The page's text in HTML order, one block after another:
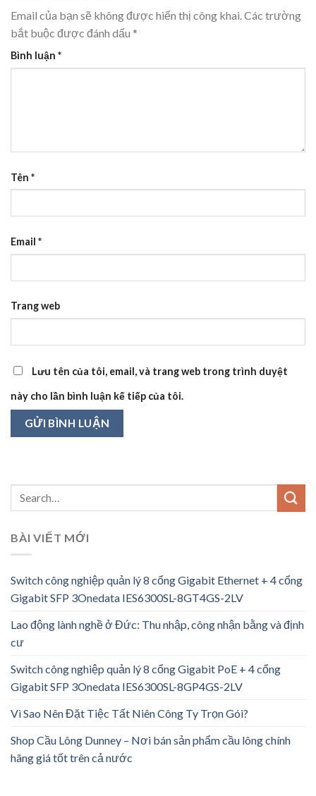
Email của bạn sẽ không được hiển thị công khai.Các trường
bắt buộc được đánh dấu *
Bình luận *
Tên *
Email *
Trang web
Lưu tên của tôi, email, và trang web trong trình duyệt
này cho lần bình luận kế tiếp của tôi.
BÀI VIẾT MỚI
Switch công nghiệp quản lý 8 cổng Gigabit Ethernet + 4 cổng
Gigabit SFP 3Onedata IES6300SL-8GT4GS-2LV
Lao động lành nghề ở Đức: Thu nhập, công nhận bằng và định
cư
Switch công nghiệp quản lý 8 cổng Gigabit PoE + 4 cổng
Gigabit SFP 3Onedata IES6300SL-8GP4GS-2LV
Vì Sao Nên Đặt Tiệc Tất Niên Công Ty Trọn Gói?
Shop Cầu Lông Dunney – Nơi bán sản phẩm cầu lông chính
hãng giá tốt trên cả nước